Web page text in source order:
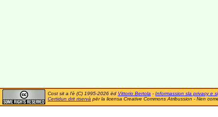
Cost sit a l'è (C) 1995-2026 ëd Vittorio Bertola - Informassion sla privacy e
Certidun drit riservà për la licensa Creative Commons Atribussion - Nen